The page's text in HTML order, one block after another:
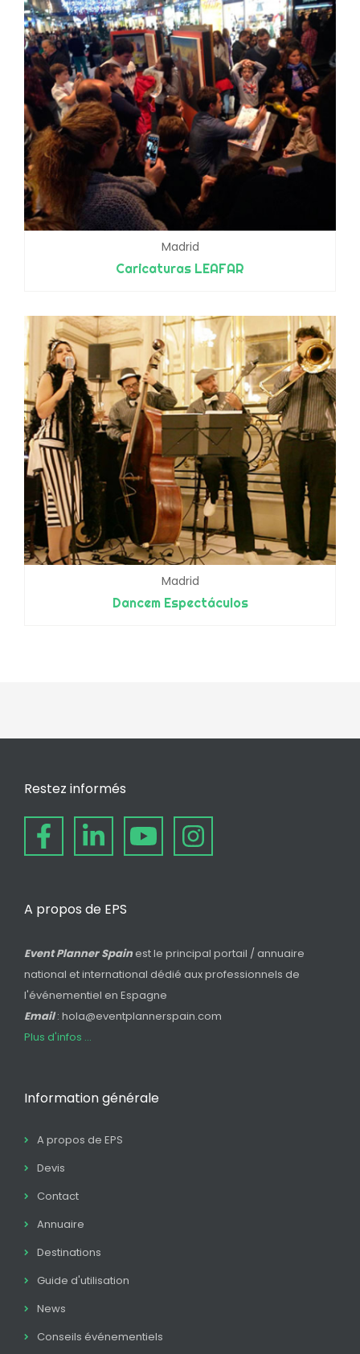
Madrid
Caricaturas LEAFAR
Madrid
Dancem Espectáculos
Restez informés
A propos de EPS
Event Planner Spain est le principal portail / annuaire
national et international dédié aux professionnels de
l'événementiel en Espagne
Email: hola@eventplannerspain.com
Plus d'infos ...
Information générale
A propos de EPS
Devis
Contact
Annuaire
Destinations
Guide d'utilisation
News
Conseils événementiels